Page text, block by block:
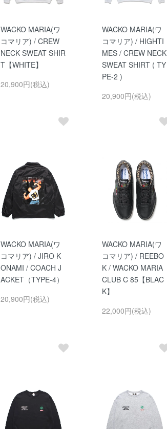
WACKO MARIA(ワ
コマリア) / CREW
NECK SWEAT SHIR
T【WHITE】
20,900円(税込)
WACKO MARIA(ワ
コマリア) / HIGHTI
MES / CREW NECK
SWEAT SHIRT ( TY
PE-2 )
20,900円(税込)
WACKO MARIA(ワ
コマリア) / JIRO K
ONAMI / COACH J
ACKET（TYPE-4）
20,900円(税込)
WACKO MARIA(ワ
コマリア) / REEBO
K / WACKO MARIA
CLUB C 85【BLAC
K】
22,000円(税込)